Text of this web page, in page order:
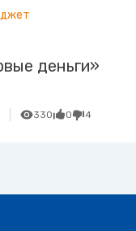
деньги»
330 0 4